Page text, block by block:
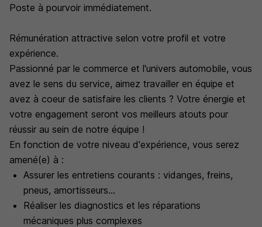
Poste à pourvoir immédiatement.
Rémunération attractive selon votre profil et votre
expérience.
Passionné par le commerce et l'univers automobile, vous
avez le sens du service, aimez travailler en équipe et
avez à coeur de satisfaire les clients ? Votre énergie et
votre engagement seront vos meilleurs atouts pour
réussir au sein de notre équipe !
En fonction de votre niveau d'expérience, vous serez
amené(e) à :
Assurer les entretiens courants : vidanges, freins,
pneus, amortisseurs...
Réaliser les diagnostics et les réparations
mécaniques plus complexes